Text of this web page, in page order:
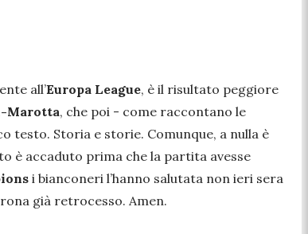
all’Europa League, è il risultato peggiore
Marotta, che poi - come raccontano le
testo. Storia e storie. Comunque, a nulla è
è accaduto prima che la partita avesse
i bianconeri l’hanno salutata non ieri sera
già retrocesso. Amen.